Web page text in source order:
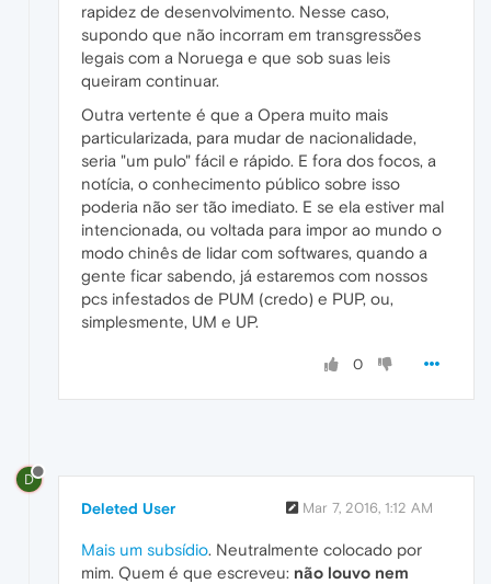
rapidez de desenvolvimento. Nesse caso,
supondo que não incorram em transgressões
legais com a Noruega e que sob suas leis
queiram continuar.
Outra vertente é que a Opera muito mais
particularizada, para mudar de nacionalidade,
seria "um pulo" fácil e rápido. E fora dos focos, a
notícia, o conhecimento público sobre isso
poderia não ser tão imediato. E se ela estiver mal
intencionada, ou voltada para impor ao mundo o
modo chinês de lidar com softwares, quando a
gente ficar sabendo, já estaremos com nossos
pcs infestados de PUM (credo) e PUP, ou,
simplesmente, UM e UP.
0
D
Deleted User Mar 7, 2016, 1:12 AM
Mais um subsídio. Neutralmente colocado por
mim. Quem é que escreveu: não louvo nem